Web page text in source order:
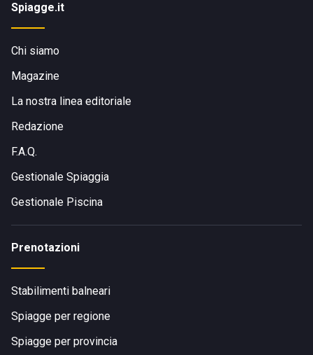
Spiagge.it
Chi siamo
Magazine
La nostra linea editoriale
Redazione
F.A.Q.
Gestionale Spiaggia
Gestionale Piscina
Prenotazioni
Stabilimenti balneari
Spiagge per regione
Spiagge per provincia